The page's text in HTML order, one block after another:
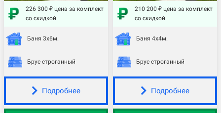
226 300 ₽ цена за комплект
со скидкой
Баня 3х6м.
Брус строганный
Подробнее
210 200 ₽ цена за комплект
со скидкой
Баня 4х4м.
Брус строганный
Подробнее